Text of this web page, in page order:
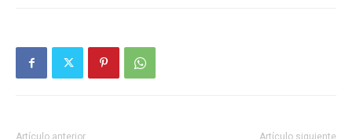
Artículo anterior Artículo siguiente